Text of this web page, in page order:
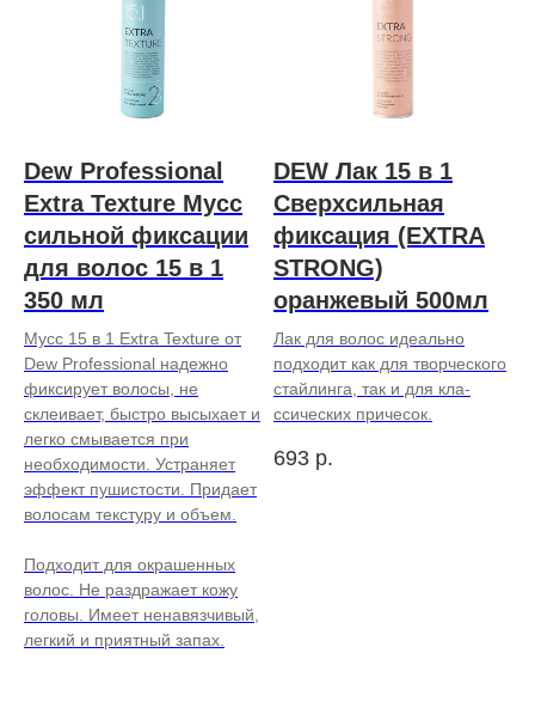
Dew Professional
Extra Texture Мусс
сильной фиксации
для волос 15 в 1
350 мл
Мусс 15 в 1 Extra Texture от
Dew Professional надежно
фиксирует волосы, не
склеивает, быстро высыхает и
легко смывается при
необходимости. Устраняет
эффект пушистости. Придает
волосам текстуру и объем.
Подходит для окрашенных
волос. Не раздражает кожу
головы. Имеет ненавязчивый,
легкий и приятный запах.
DEW Лак 15 в 1
Сверхсильная
фиксация (EXTRA
STRONG)
оранжевый 500мл
Лак для волос иде­ально
подходит как для творче­ского
стайлинга, так и для кла­
ссических причесок.
693 р.